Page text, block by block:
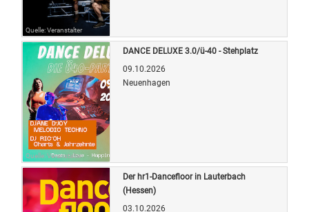
Quelle: Veranstalter
Quelle: Veranstalter
DANCE DELUXE 3.0/ü-40 - Stehplatz
09.10.2026
Neuenhagen
Der hr1-Dancefloor in Lauterbach
(Hessen)
03.10.2026